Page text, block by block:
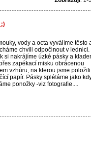
:)
vody a octa vyválíme těsto
chvili odpočinout v lednici.
si nakrájíme úzké pásky a
zapékací misku obrácenou
vzhůru, na kterou jsme položili
papír. Pásky splétáme jako
ponožky -viz fotografie....